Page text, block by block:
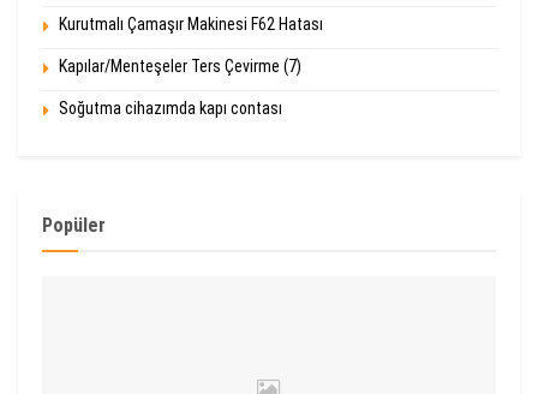
Kurutmalı Çamaşır Makinesi F62 Hatası
Kapılar/Menteşeler Ters Çevirme (7)
Soğutma cihazımda kapı contası
Popüler